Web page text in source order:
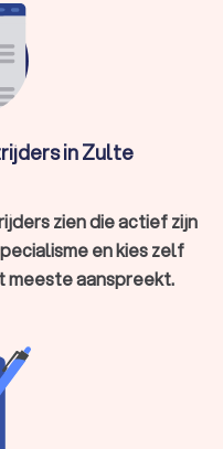
keuze voor de
We kunnen u ook
te vragen bij
Zo kunt u eenvoudig
vochtbestrijder kiezen
in Zulte
zien die actief zijn
en kies zelf
aanspreekt.